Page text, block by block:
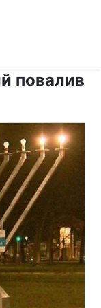
повалив